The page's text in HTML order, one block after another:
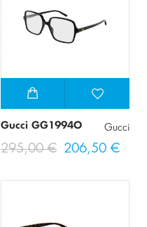
Gucci GG1994O Gucci
295,00 € 206,50 €